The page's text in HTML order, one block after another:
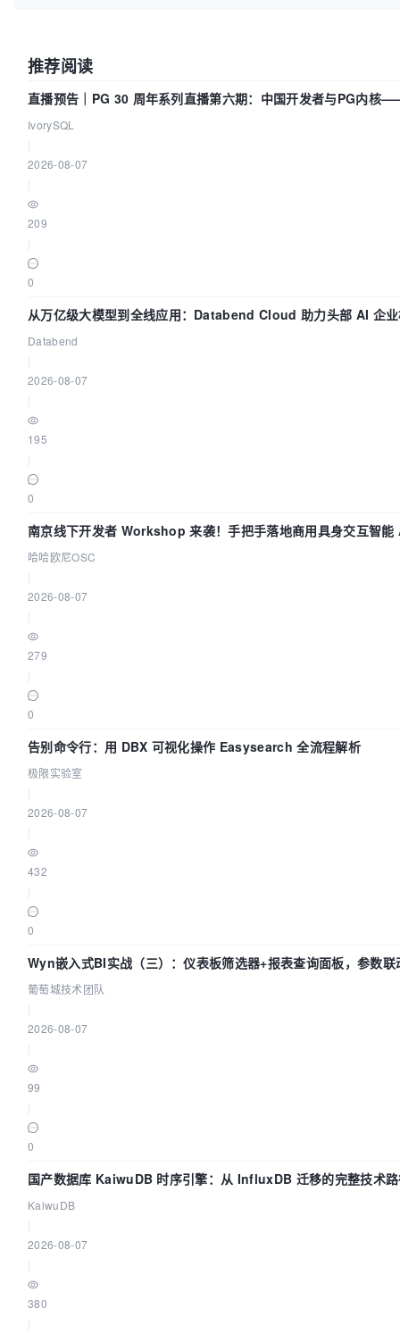
推荐阅读
直播预告｜PG 30 周年系列直播第六期：中国开发者与PG内核
IvorySQL
2026-08-07
209
0
从万亿级大模型到全线应用：Databend Cloud 助力头部 AI 企
Databend
2026-08-07
195
0
南京线下开发者 Workshop 来袭！手把手落地商用具身交互智
哈哈欧尼OSC
2026-08-07
279
0
告别命令行：用 DBX 可视化操作 Easysearch 全流程解析
极限实验室
2026-08-07
432
0
Wyn嵌入式BI实战（三）：仪表板筛选器+报表查询面板，参数联
葡萄城技术团队
2026-08-07
99
0
国产数据库 KaiwuDB 时序引擎：从 InfluxDB 迁移的完整技术
KaiwuDB
2026-08-07
380